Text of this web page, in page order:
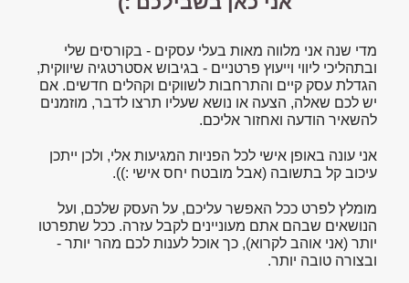
מדי שנה אני מלווה מאות בעלי עסקים - בקורסים שלי
ובתהליכי ליווי וייעוץ פרטניים - בגיבוש אסטרטגיה שיווקית,
הגדלת עסק קיים והתרחבות לשווקים וקהלים חדשים. אם
יש לכם שאלה, הצעה או נושא שעליו תרצו לדבר, מוזמנים
להשאיר הודעה ואחזור אליכם.
אני עונה באופן אישי לכל הפניות המגיעות אלי, ולכן ייתכן
עיכוב קל בתשובה (אבל מובטח יחס אישי :)).
מומלץ לפרט ככל האפשר עליכם, על העסק שלכם, ועל
הנושאים שבהם אתם מעוניינים לקבל עזרה. ככל שתפרטו
יותר (אני אוהב לקרוא), כך אוכל לענות לכם מהר יותר -
ובצורה טובה יותר.